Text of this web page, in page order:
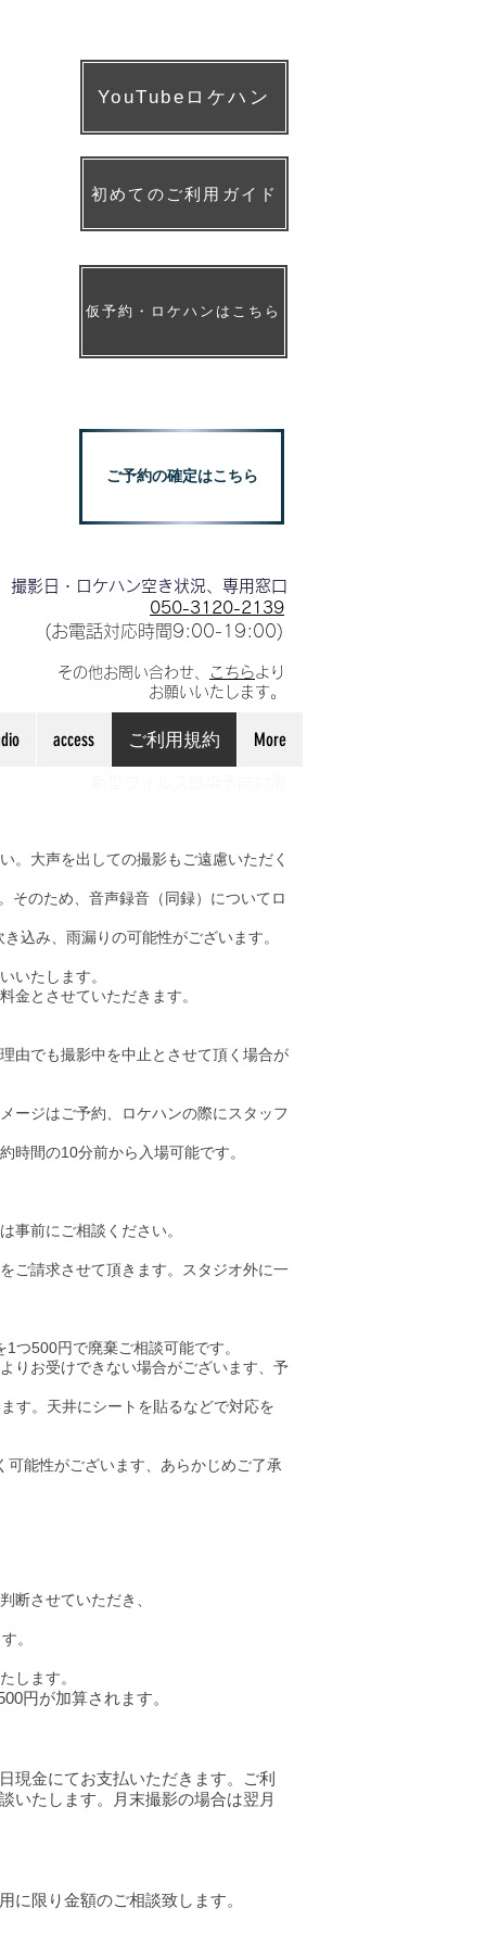
YouTubeロケハン
初めてのご利用ガイド
仮予約・ロケハンはこちら
ご予約の確定はこちら
撮影日・ロケハン空き状況、専用窓口
050-3120-2139
(お電話対応時間9:00-19:00)
その他お問い合わせ、 こちらより
お願いいたします。
access ご利用規約 More
。大声を出しての撮影もご遠慮いただく
そのため、音声録音（同録）についてロ
込み、雨漏りの可能性がございます。
いたします。
金とさせていただきます。
由でも撮影中を中止とさせて頂く場合が
ージはご予約、ロケハンの際にスタッフ
時間の10分前から入場可能です。
事前にご相談ください。
ご請求させて頂きます。スタジオ外に一
つ500円で廃棄ご相談可能です。
りお受けできない場合がございます、予
す。 ​天井にシートを貼るなどで対応を
可能性がございます、あらかじめご了承
断させていただき、
。
します。
円が加算されます。
現金にてお支払いただきます。ご利
いたします。月末撮影の場合は翌月
に限り金額のご相談致します。